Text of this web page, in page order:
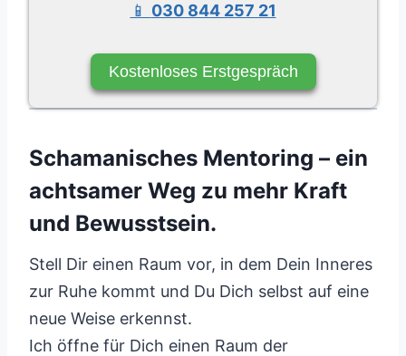
📱 030 844 257 21
Kostenloses Erstgespräch
Schamanisches Mentoring – ein
achtsamer Weg zu mehr Kraft
und Bewusstsein.
Stell Dir einen Raum vor, in dem Dein Inneres
zur Ruhe kommt und Du Dich selbst auf eine
neue Weise erkennst.
Ich öffne für Dich einen Raum der